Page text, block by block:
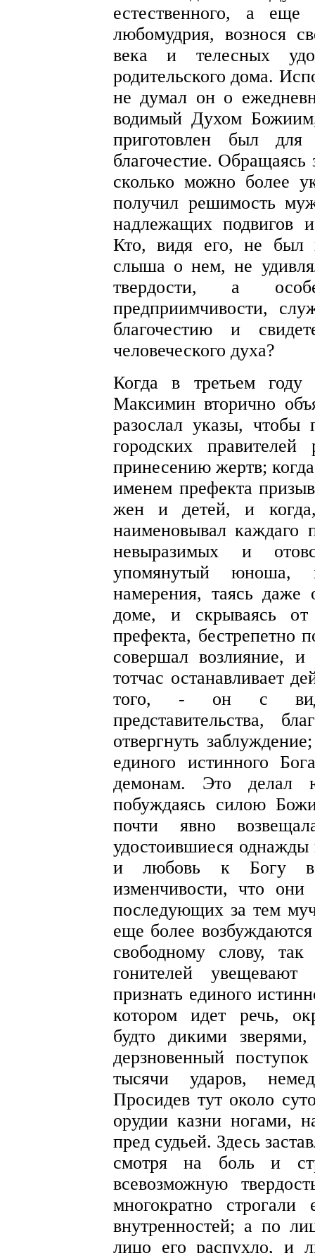
естественного, а еще
любомудрия, вознося
века и телесных
родительского дома.
не думал он о
водимый Духом
приготовлен был
благочестие.
сколько можно более
получил решимость
надлежащих подвигов
Кто, видя его, не был
слыша о нем, не
твердости, а
предприимчивости,
благочестию и
человеческого духа?
Когда в третьем году
Максимин вторично
разослал указы, чтобы
городских
принесению жертв;
именем префекта
жен и детей, и когда,
наименовывал каждаго
невыразимых и
упомянутый юноша,
намерения, таясь
доме, и скрываясь
префекта, бестрепетно
совершал возлияние,
тотчас останавливает
того, - он с видом
представительства,
отвергнуть
единого истинного
демонам. Это делал
побуждаясь силою
почти явно
удостоившиеся однажды
и любовь к Богу
изменчивости, что
последующих за тем
еще более
свободному слову,
гонителей
признать единого
котором идет речь,
будто дикими
дерзновенный
тысячи ударов,
Просидев тут около
орудии казни ногами,
пред судьей. Здесь
смотря на боль и
всевозможную
многократно
внутренностей; а по
лицо его распухло, и